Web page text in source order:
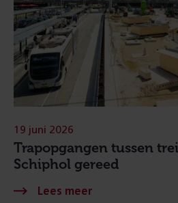
Trapopgangen tussen
Schiphol gereed
19 juni 2026